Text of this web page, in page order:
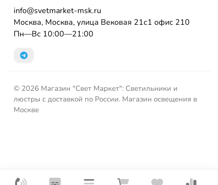
info@svetmarket-msk.ru
Москва, Москва, улица Вековая 21с1 офис 210
Пн—Вс 10:00—21:00
© 2026 Магазин "Свет Маркет": Светильники и
люстры с доставкой по России. Магазин освещения в
Москве